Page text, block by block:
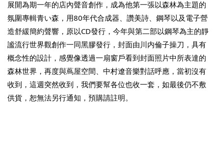
THT 九週年紀念 T-shirt
NT$ 780
NT$ 880
+
展開為期一年的店內聲音創作，成為他第一張以森林為主題的
氛圍專輯青い森，用80年代合成器、讚美詩、鋼琴以及電子營
造舒緩簡約聲響，原以CD發行，今年與第二部以鋼琴為主的靜
謐流行世界觀創作一同黑膠發行，封面由川内倫子操刀，具有
概念性的設計，感覺像透過一扇窗戶看到封面照片中所表達的
森林世界，再度與蔦屋空間、中村遼音樂對話呼應，當初沒有
收到，這週突然收到，我們要幫各位也收一套，如最後仍不敷
供貨，恕無法另行通知，預購請註明。